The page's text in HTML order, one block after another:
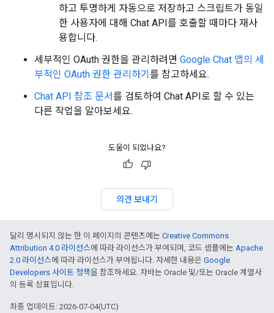
하고 투명하게 자동으로 저장하고 스크립트가 동일
한 사용자에 대해 Chat API를 호출할 때마다 재사
용합니다.
세부적인 OAuth 권한을 관리하려면 Google Chat 앱의 세
부적인 OAuth 권한 관리하기 를 참고하세요.
Chat API 참조 문서를 검토하여 Chat API로 할 수 있는
다른 작업을 알아보세요.
도움이 되었나요?
의견 보내기
달리 명시되지 않는 한 이 페이지의 콘텐츠에는 Creative Commons
Attribution 4.0 라이선스에 따라 라이선스가 부여되며, 코드 샘플에는 Apache
2.0 라이선스에 따라 라이선스가 부여됩니다. 자세한 내용은 Google
Developers 사이트 정책을 참조하세요. 자바는 Oracle 및/또는 Oracle 계열사
의 등록 상표입니다.
최종 업데이트: 2026-07-04(UTC)